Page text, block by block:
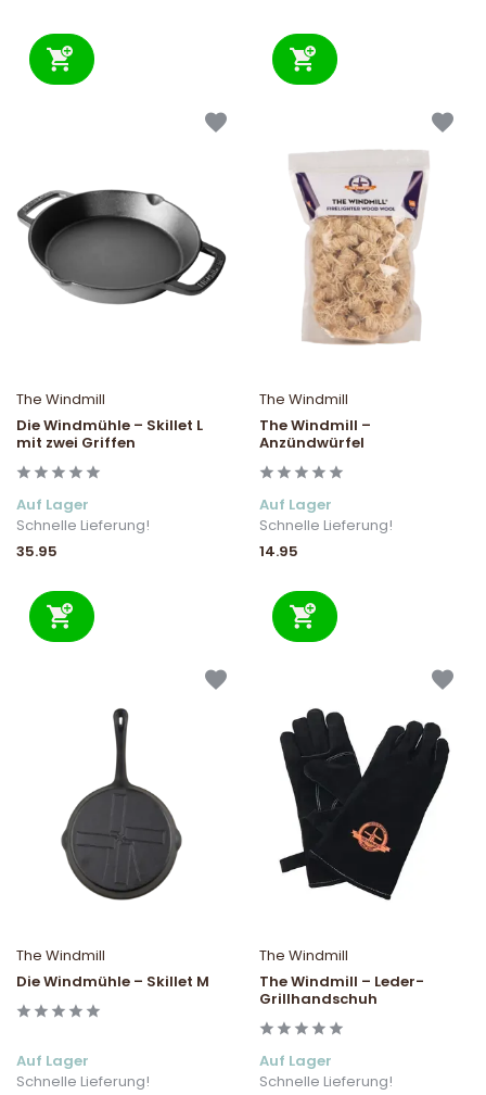
The Windmill
Die Windmühle – Skillet L
mit zwei Griffen
Auf Lager
Schnelle Lieferung!
35.95
The Windmill
The Windmill –
Anzündwürfel
Auf Lager
Schnelle Lieferung!
14.95
The Windmill
Die Windmühle – Skillet M
Auf Lager
Schnelle Lieferung!
The Windmill
The Windmill – Leder-
Grillhandschuh
Auf Lager
Schnelle Lieferung!